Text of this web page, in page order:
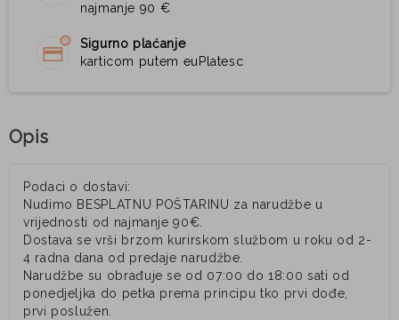
najmanje 90 €
Sigurno plaćanje
karticom putem euPlatesc
Opis
Podaci o dostavi:
Nudimo BESPLATNU POŠTARINU za narudžbe u
vrijednosti od najmanje 90€.
Dostava se vrši brzom kurirskom službom u roku od 2-
4 radna dana od predaje narudžbe.
Narudžbe su obrađuje se od 07:00 do 18:00 sati od
ponedjeljka do petka prema principu tko prvi dođe,
prvi poslužen.